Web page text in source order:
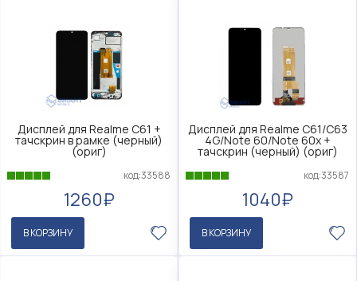
Дисплей для Realme C61 +
тачскрин в рамке (черный)
(ориг)
код:33588
1260₽
В КОРЗИНУ
Дисплей для Realme C61/C63
4G/Note 60/Note 60x +
тачскрин (черный) (ориг)
код:33587
1040₽
В КОРЗИНУ